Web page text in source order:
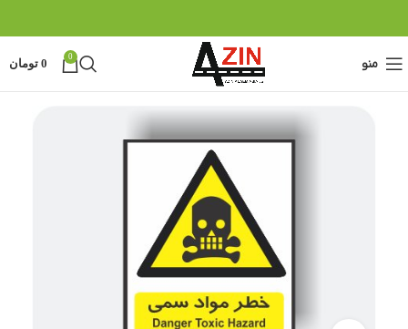
منو 0
0 تومان